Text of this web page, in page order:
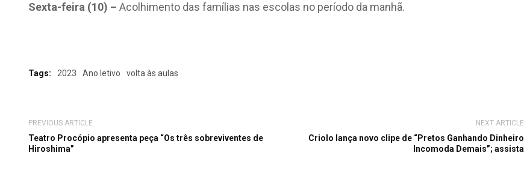
Sexta-feira (10) – Acolhimento das famílias nas escolas no período da manhã.
Tags: 2023 Ano letivo volta às aulas
PREVIOUS ARTICLE
Teatro Procópio apresenta peça “Os três sobreviventes de
Hiroshima”
NEXT ARTICLE
Criolo lança novo clipe de “Pretos Ganhando Dinheiro
Incomoda Demais”; assista